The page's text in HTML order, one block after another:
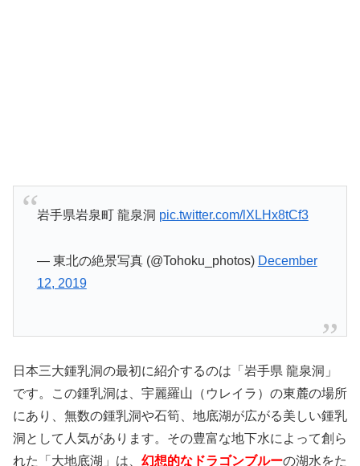
岩手県岩泉町 龍泉洞 pic.twitter.com/lXLHx8tCf3
— 東北の絶景写真 (@Tohoku_photos) December
12, 2019
日本三大鍾乳洞の最初に紹介するのは「岩手県 龍泉洞」
です。この鍾乳洞は、宇麗羅山（ウレイラ）の東麓の場所
にあり、無数の鍾乳洞や石筍、地底湖が広がる美しい鍾乳
洞として人気があります。その豊富な地下水によって創ら
れた「大地底湖」は、 幻想的なドラゴンブルーの湖水をた